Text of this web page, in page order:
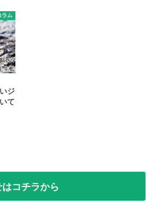
ラム
ジ
て
コチラから